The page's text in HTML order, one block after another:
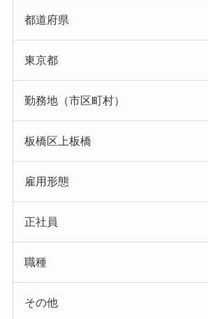
都道府県
東京都
勤務地（市区町村）
板橋区上板橋
雇用形態
正社員
職種
その他